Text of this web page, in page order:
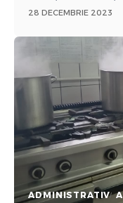
28 DECEMBRIE 2023
ADMINISTRATIV